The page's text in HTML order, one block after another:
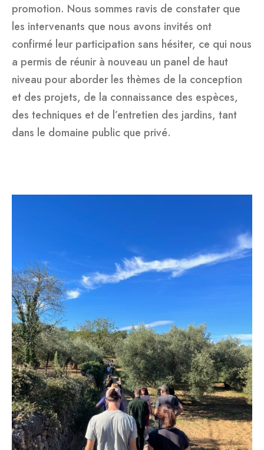
promotion. Nous sommes ravis de constater que
les intervenants que nous avons invités ont
confirmé leur participation sans hésiter, ce qui nous
a permis de réunir à nouveau un panel de haut
niveau pour aborder les thèmes de la conception
et des projets, de la connaissance des espèces,
des techniques et de l’entretien des jardins, tant
dans le domaine public que privé.